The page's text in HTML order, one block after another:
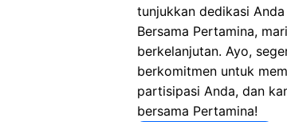
tunjukkan dedikasi
Bersama Pertamina,
berkelanjutan. Ayo,
berkomitmen untuk
partisipasi Anda, dan
bersama Pertamina!